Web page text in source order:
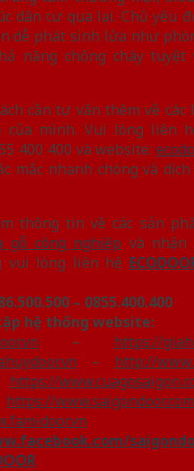
dân cư qua lại. Chủ yếu
dễ phát sinh lửa như
năng chống cháy
cần tư vấn thêm về
của mình. Vui lòng liên
400 400 và website:
mắc nhanh chóng và
thông tin về các sản
gỗ công nghiệp và nhận
vui lòng liên hệ
– 0855.400.400
hệ thống website:
– https://
– http://
https://
https://